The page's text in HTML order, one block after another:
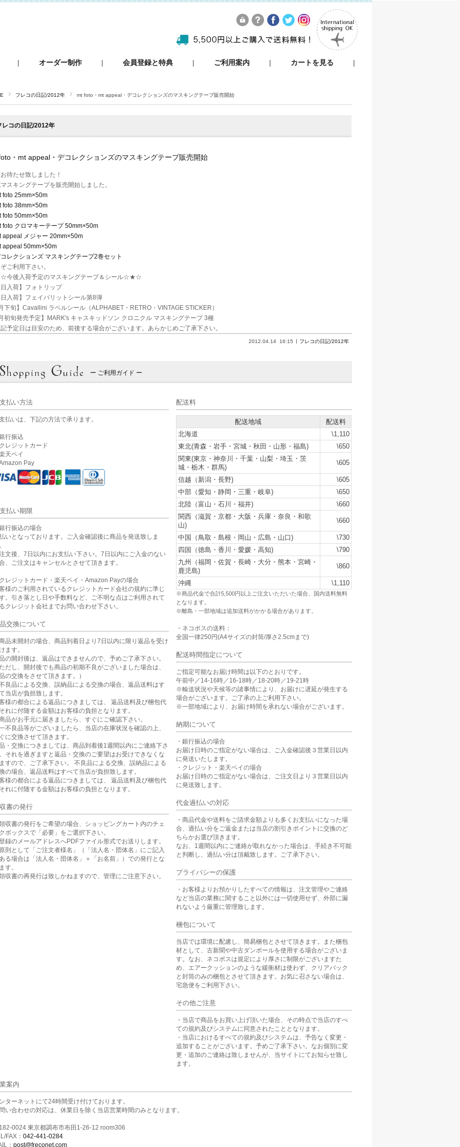
オーダー制作 会員登録と特典 ご利用案内 カートを見る
フレコの日記/2012年 mt foto・mt appeal・デコレクションズのマスキングテープ販売開始
レコの日記/2012年
・mt appeal・デコレクションズのマスキングテープ販売開始
待たせ致しました！
スキングテープを販売開始しました。
foto 25mm×50m
foto 38mm×50m
foto 50mm×50m
foto クロマキーテープ 50mm×50m
appeal メジャー 20mm×50m
appeal 50mm×50m
レクションズ マスキングテープ2巻セット
ご利用下さい。
後入荷予定のマスキングテープ＆シール☆★☆
日入荷】フォトリップ
日入荷】フェイバリットシール第8弾
下旬】Cavallini ラベルシール（ALPHABET・RETRO・VINTAGE STICKER）
月初旬発売予定】MARK's キャスキッドソン クロニクル マスキングテープ 3種
予定日は目安のため、前後する場合がございます。あらかじめご了承下さい。
2012.04.14 16:15 フレコの日記/2012年
ー ご利用ガイド ー
払い方法
払いは、下記の方法で承ります。
行振込
クレジットカード
天ペイ
Amazon Pay
払い期限
銀行振込の場合
いとなっております。ご入金確認後に商品を発送致しま
文後、7日以内にお支払い下さい。7日以内にご入金のない
、ご注文はキャンセルとさせて頂きます。
クレジットカード・楽天ペイ・Amazon Payの場合
様のご利用されているクレジットカード会社の規約に準じ
。引き落とし日や手数料など、ご不明な点はご利用されて
クレジット会社までお問い合わせ下さい。
交換について
商品未開封の場合、商品到着日より7日以内に限り返品を受け
ます。
の開封後は、返品はできませんので、予めご了承下さい。
ただし、開封後でも商品の初期不良がございました場合は、
の交換をさせて頂きます。）
不良品による交換、誤納品による交換の場合、返品送料はす
当店が負担致します。
様の都合による返品につきましては、 返品送料及び梱包代
れに付随する金額はお客様の負担となります。
商品がお手元に届きましたら、すぐにご確認下さい。
不良品等がございましたら、当店の在庫状況を確認の上、
に交換させて頂きます。
・交換につきましては、商品到着後1週間以内にご連絡下さ
それを過ぎますと返品・交換のご要望はお受けできなくな
すので、ご了承下さい。 不良品による交換、誤納品による
の場合、返品送料はすべて当店が負担致します。
様の都合による返品につきましては、 返品送料及び梱包代
れに付随する金額はお客様の負担となります。
書の発行
領収書の発行をご希望の場合、ショッピングカート内のチェ
ボックスで「必要」をご選択下さい。
録のメールアドレスへPDFファイル形式でお送りします。
原則として「ご注文者様名」（「法人名・団体名」にご記入
る場合は「法人名・団体名」＋「お名前」）での発行とな
す。
領収書の再発行は致しかねますので、管理にご注意下さい。
配送料
配送地域
配送料
北海道
\1,110
東北(青森・岩手・宮城・秋田・山形・福島)
\650
関東(東京・神奈川・千葉・山梨・埼玉・茨
城・栃木・群馬)
\605
信越（新潟・長野)
\605
中部（愛知・静岡・三重・岐阜)
\650
北陸（富山・石川・福井)
\660
関西（滋賀・京都・大阪・兵庫・奈良・和歌
山)
\660
中国（鳥取・島根・岡山・広島・山口)
\730
四国（徳島・香川・愛媛・高知)
\790
九州（福岡・佐賀・長崎・大分・熊本・宮崎・
鹿児島)
\860
沖縄 \1,110
※商品代金で合計5,500円以上ご注文いただいた場合、国内送料無料
となります。
※離島・一部地域は追加送料がかかる場合があります。
・ネコポスの送料：
全国一律250円(A4サイズの封筒/厚さ2.5cmまで)
配送時間指定について
ご指定可能なお届け時間は以下のとおりです。
午前中／14-16時／16-18時／18-20時／19-21時
※輸送状況や天候等の諸事情により、お届けに遅延が発生する
場合がございます。ご了承の上ご利用下さい。
※一部地域により、お届け時間を承れない場合がございます。
納期について
・銀行振込の場合
お届け日時のご指定がない場合は、ご入金確認後３営業日以内
に発送いたします。
・クレジット・楽天ペイの場合
お届け日時のご指定がない場合は、ご注文日より３営業日以内
に発送致します。
代金過払いの対応
・商品代金や送料をご請求金額よりも多くお支払いになった場
合、過払い分をご返金または当店の割引きポイントに交換のど
ちらかお選び頂きます。
なお、1週間以内にご連絡が取れなかった場合は、手続き不可能
と判断し、過払い分は頂戴致します。ご了承下さい。
プライバシーの保護
・お客様よりお預かりしたすべての情報は、注文管理やご連絡
など当店の業務に関すること以外には一切使用せず、外部に漏
れないよう厳重に管理致します。
梱包について
当店では環境に配慮し、簡易梱包とさせて頂きます。また梱包
材として、古新聞や中古ダンボールを使用する場合がございま
す。なお、ネコポスは規定により厚さに制限がございますた
め、エアークッションのような緩衝材は使わず、クリアパック
と封筒のみの梱包とさせて頂きます。お気に召さない場合は、
宅急便をご利用下さい。
その他ご注意
・当店で商品をお買い上げ頂いた場合、その時点で当店のすべ
ての規約及びシステムに同意されたこととなります。
・当店におけるすべての規約及びシステムは、予告なく変更・
追加することがございます。予めご了承下さい。なお個別に変
更・追加のご連絡は致しませんが、当サイトにてお知らせ致し
ます。
案内
ターネットにて24時間受け付けております。
い合わせの対応は、休業日を除く当店営業時間のみとなります。
0024 東京都調布市布田1-26-12 room306
FAX： 042-441-0284
： post@freconet.com